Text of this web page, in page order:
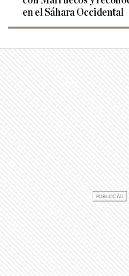
en el Sáhara Occidental